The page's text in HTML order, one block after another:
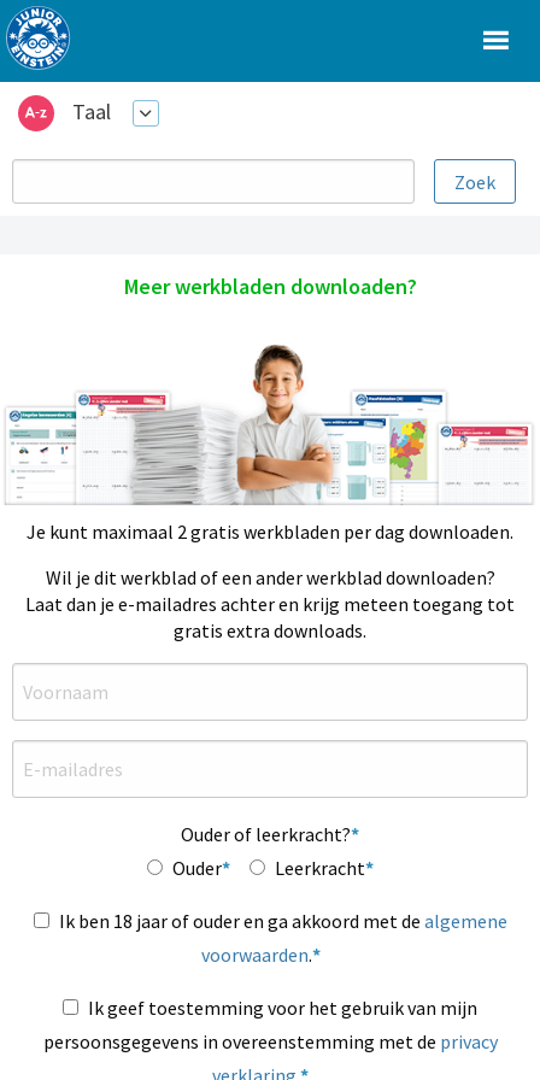
Taal
Meer werkbladen downloaden?
Je kunt maximaal 2 gratis werkbladen per dag downloaden.
Wil je dit werkblad of een ander werkblad downloaden?
Laat dan je e-mailadres achter en krijg meteen toegang tot
gratis extra downloads.
Ouder of leerkracht?
Ouder
Leerkracht
Ik ben 18 jaar of ouder en ga akkoord met de algemene
voorwaarden.
Ik geef toestemming voor het gebruik van mijn
persoonsgegevens in overeenstemming met de privacy